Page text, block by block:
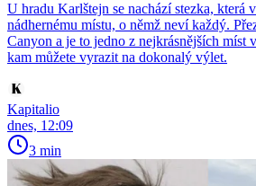
U hradu Karlštejn se nachází stezka, která
nádhernému místu, o němž neví každý.
Canyon a je to jedno z nejkrásnějších míst
kam můžete vyrazit na dokonalý výlet.
Kapitalio
dnes, 12:09
3 min